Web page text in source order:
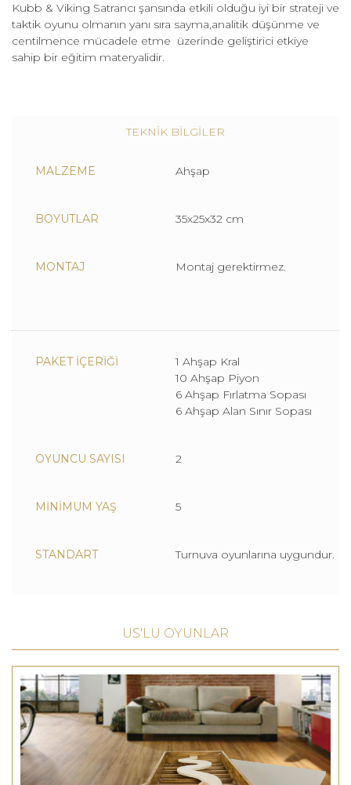
Kubb & Viking Satrancı şansında etkili olduğu iyi bir strateji ve
taktik oyunu olmanın yanı sıra sayma,analitik düşünme ve
centilmence mücadele etme üzerinde geliştirici etkiye
sahip bir eğitim materyalidir.
TEKNİK BİLGİLER
MALZEME Ahşap
BOYUTLAR 35x25x32 cm
MONTAJ Montaj gerektirmez.
PAKET İÇERİĞİ
1 Ahşap Kral
10 Ahşap Piyon
6 Ahşap Fırlatma Sopası
6 Ahşap Alan Sınır Sopası
OYUNCU SAYISI 2
MİNİMUM YAŞ 5
STANDART Turnuva oyunlarına uygundur.
US'LU OYUNLAR